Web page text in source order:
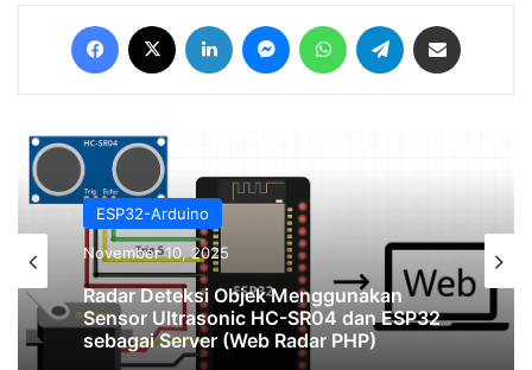
Facebook LinkedIn MessengerWhatsAppTelegram
ESP32-Arduino
November 10, 2025
Radar Deteksi Objek Menggunakan
Sensor Ultrasonic HC-SR04 dan ESP32
sebagai Server (Web Radar PHP)